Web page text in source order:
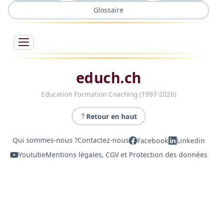
Glossaire
educh.ch
Education Formation Coaching (1997-2026)
Retour en haut
Qui sommes-nous ?Contactez-nous Facebook
Linkedin
YoutubeMentions légales, CGV et Protection des données